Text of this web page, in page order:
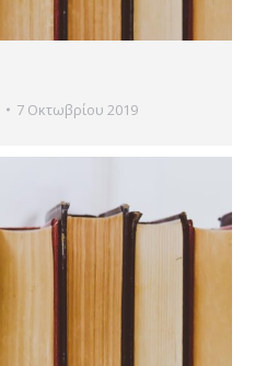
7 Οκτωβρίου 2019